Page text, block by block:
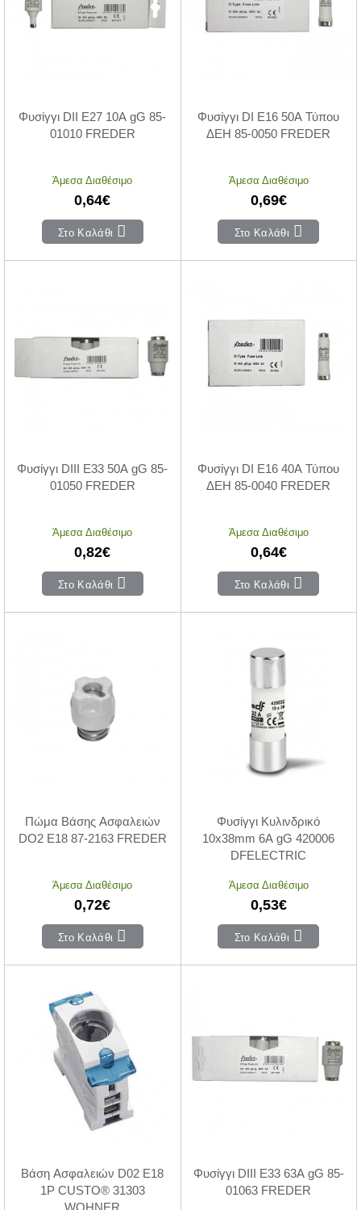
Φυσίγγι DII Ε27 10Α gG 85-
01010 FREDER
Άμεσα Διαθέσιμο
0,64€
Στο Καλάθι
Φυσίγγι DI Ε16 50Α Τύπου
ΔΕΗ 85-0050 FREDER
Άμεσα Διαθέσιμο
0,69€
Στο Καλάθι
Φυσίγγι DIII Ε33 50Α gG 85-
01050 FREDER
Άμεσα Διαθέσιμο
0,82€
Στο Καλάθι
Φυσίγγι DI Ε16 40Α Τύπου
ΔΕΗ 85-0040 FREDER
Άμεσα Διαθέσιμο
0,64€
Στο Καλάθι
Πώμα Βάσης Ασφαλειών
DO2 Ε18 87-2163 FREDER
Άμεσα Διαθέσιμο
0,72€
Στο Καλάθι
Φυσίγγι Κυλινδρικό
10x38mm 6Α gG 420006
DFELECTRIC
Άμεσα Διαθέσιμο
0,53€
Στο Καλάθι
Βάση Ασφαλειών D02 E18
1P CUSTO® 31303
Φυσίγγι DIII Ε33 63Α gG 85-
01063 FREDER